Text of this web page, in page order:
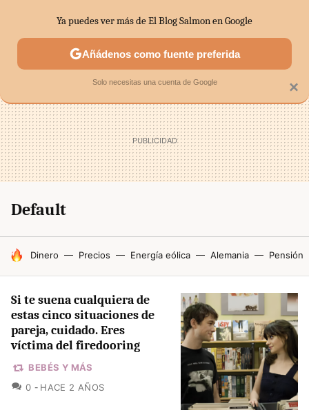
SECTORES ECONOMÍA DOMÉSTICA MERCADOS
Default
HOY SE HABLA DE
Dinero Precios Energía eólica Alemania Pensión
Si te suena cualquiera de
estas cinco situaciones de
pareja, cuidado. Eres
víctima del firedooring
BEBÉS Y MÁS
0 COMENTARIOS
HACE 2 AÑOS
×
Ya puedes ver más de El Blog Salmon en Google
Añádenos como fuente preferida
Solo necesitas una cuenta de Google